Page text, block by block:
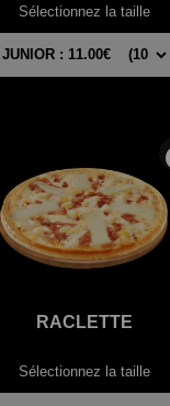
Sélectionnez la taille
RACLETTE
Sélectionnez la taille